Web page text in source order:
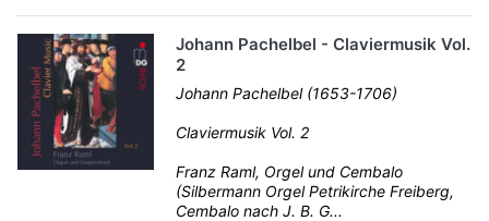
Johann Pachelbel - Claviermusik Vol.
2
Johann Pachelbel (1653-1706)
Claviermusik Vol. 2
Franz Raml, Orgel und Cembalo
(Silbermann Orgel Petrikirche Freiberg,
Cembalo nach J. B. G...